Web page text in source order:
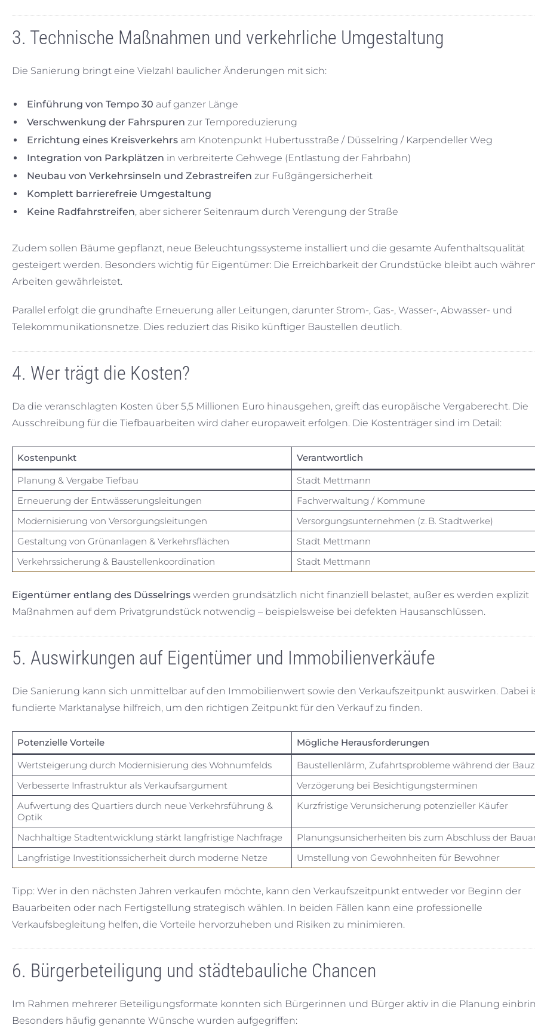
3. Technische Maßnahmen und verkehrliche Umgestaltung
Die Sanierung bringt eine Vielzahl baulicher Änderungen mit sich:
Einführung von Tempo 30 auf ganzer Länge
Verschwenkung der Fahrspuren zur Temporeduzierung
Errichtung eines Kreisverkehrs am Knotenpunkt Hubertusstraße / Düsselring / Karpendeller Weg
Integration von Parkplätzen in verbreiterte Gehwege (Entlastung der Fahrbahn)
Neubau von Verkehrsinseln und Zebrastreifen zur Fußgängersicherheit
Komplett barrierefreie Umgestaltung
Keine Radfahrstreifen, aber sicherer Seitenraum durch Verengung der Straße
Zudem sollen Bäume gepflanzt, neue Beleuchtungssysteme installiert und die gesamte Aufenthaltsqualität
gesteigert werden. Besonders wichtig für Eigentümer: Die Erreichbarkeit der Grundstücke bleibt auch
Arbeiten gewährleistet.
Parallel erfolgt die grundhafte Erneuerung aller Leitungen, darunter Strom-, Gas-, Wasser-, Abwasser- und
Telekommunikationsnetze. Dies reduziert das Risiko künftiger Baustellen deutlich.
4. Wer trägt die Kosten?
Da die veranschlagten Kosten über 5,5 Millionen Euro hinausgehen, greift das europäische Vergaberecht. Die
Ausschreibung für die Tiefbauarbeiten wird daher europaweit erfolgen. Die Kostenträger sind im Detail:
Kostenpunkt
Verantwortlich
Planung & Vergabe Tiefbau
Stadt Mettmann
Erneuerung der Entwässerungsleitungen
Fachverwaltung / Kommune
Modernisierung von Versorgungsleitungen
Versorgungsunternehmen (z. B. Stadtwerke)
Gestaltung von Grünanlagen & Verkehrsflächen
Stadt Mettmann
Verkehrssicherung & Baustellenkoordination
Stadt Mettmann
Eigentümer entlang des Düsselrings werden grundsätzlich nicht finanziell belastet, außer es werden explizit
Maßnahmen auf dem Privatgrundstück notwendig – beispielsweise bei defekten Hausanschlüssen.
5. Auswirkungen auf Eigentümer und Immobilienverkäufe
Die Sanierung kann sich unmittelbar auf den Immobilienwert sowie den Verkaufszeitpunkt auswirken. Dabei
fundierte Marktanalyse hilfreich, um den richtigen Zeitpunkt für den Verkauf zu finden.
Potenzielle Vorteile
Mögliche Herausforderungen
Wertsteigerung durch Modernisierung des Wohnumfelds
Baustellenlärm, Zufahrtsprobleme während der
Verbesserte Infrastruktur als Verkaufsargument
Verzögerung bei Besichtigungsterminen
Aufwertung des Quartiers durch neue Verkehrsführung &
Optik
Kurzfristige Verunsicherung potenzieller Käufer
Nachhaltige Stadtentwicklung stärkt langfristige Nachfrage
Planungsunsicherheiten bis zum Abschluss der
Langfristige Investitionssicherheit durch moderne Netze
Umstellung von Gewohnheiten für Bewohner
Tipp: Wer in den nächsten Jahren verkaufen möchte, kann den Verkaufszeitpunkt entweder vor Beginn der
Bauarbeiten oder nach Fertigstellung strategisch wählen. In beiden Fällen kann eine professionelle
Verkaufsbegleitung helfen, die Vorteile hervorzuheben und Risiken zu minimieren.
6. Bürgerbeteiligung und städtebauliche Chancen
Im Rahmen mehrerer Beteiligungsformate konnten sich Bürgerinnen und Bürger aktiv in die Planung
Besonders häufig genannte Wünsche wurden aufgegriffen: